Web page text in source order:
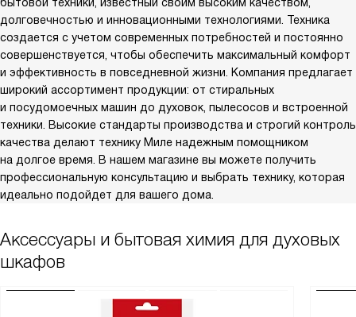
долговечностью и инновационными технологиями. Техника
создается с учетом современных потребностей и постоянно
совершенствуется, чтобы обеспечить максимальный комфорт
и эффективность в повседневной жизни. Компания предлагает
широкий ассортимент продукции: от стиральных
и посудомоечных машин до духовок, пылесосов и встроенной
техники. Высокие стандарты производства и строгий контроль
качества делают технику Миле надежным помощником
на долгое время. В нашем магазине вы можете получить
профессиональную консультацию и выбрать технику, которая
идеально подойдет для вашего дома.
Аксессуары и бытовая химия для духовых
шкафов